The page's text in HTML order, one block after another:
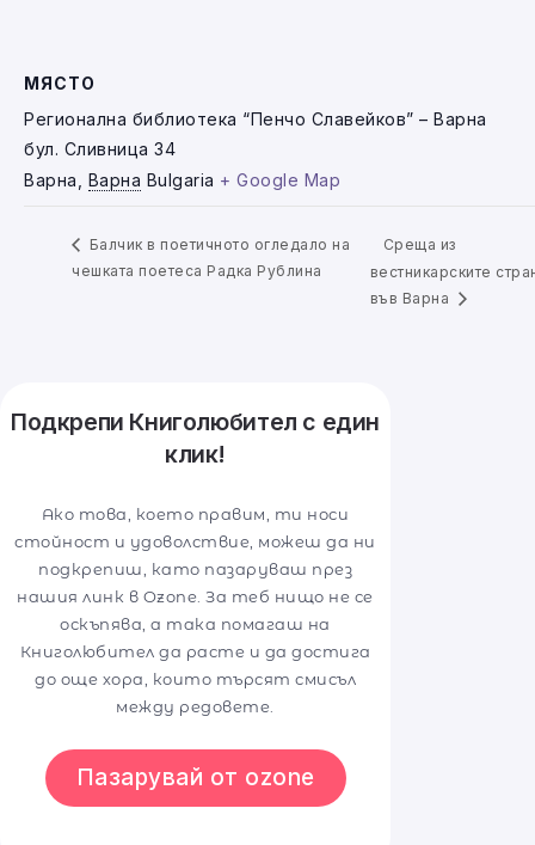
МЯСТО
Регионална библиотека “Пенчо Славейков” – Варна
бул. Сливница 34
Варна
Варна Bulgaria + Google Map
Балчик в поетичното огледало на
чешката поетеса Радка Рублина
Среща из
вестникарските
във Варна
Подкрепи Книголюбител с един
клик!
Ако това, което правим, ти носи
стойност и удоволствие, можеш да ни
подкрепиш, като пазаруваш през
нашия линк в Ozone. За теб нищо не се
оскъпява, а така помагаш на
Книголюбител да расте и да достига
до още хора, които търсят смисъл
между редовете.
Пазарувай от ozone